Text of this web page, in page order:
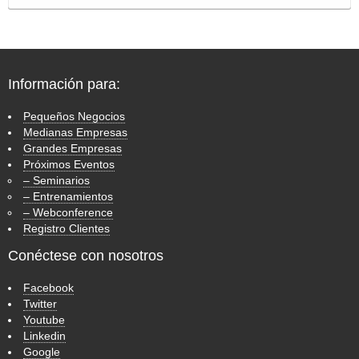
Información para:
Pequeños Negocios
Medianas Empresas
Grandes Empresas
Próximos Eventos
– Seminarios
– Entrenamientos
– Webconference
Registro Clientes
Conéctese con nosotros
Facebook
Twitter
Youtube
Linkedin
Google